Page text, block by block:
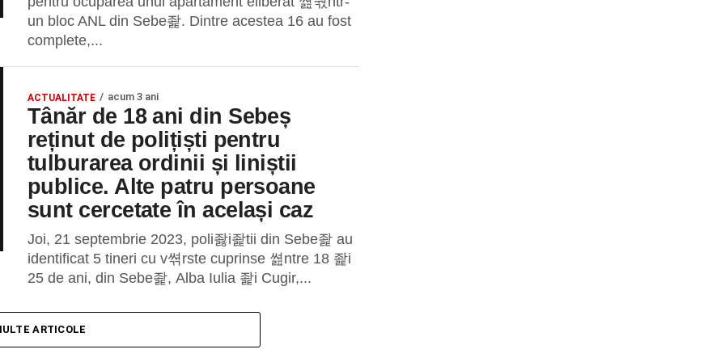
un bloc ANL din Sebe좙. Dintre acestea 16 au fost
complete,...
ACTUALITATE acum 3 ani
Tânăr de 18 ani din Sebeș
reținut de polițiști pentru
tulburarea ordinii și liniștii
publice. Alte patru persoane
sunt cercetate în același caz
Joi, 21 septembrie 2023, poli좛i좙tii din Sebe좙 au
identificat 5 tineri cu v쎢rste cuprinse 쎮ntre 18 좙i
25 de ani, din Sebe좙, Alba Iulia 좙i Cugir,...
ARTICOLE